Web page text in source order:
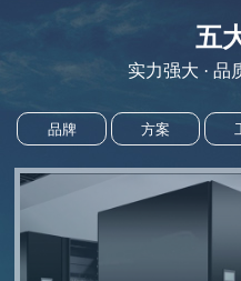
五
实力强大 · 品
品牌 方案